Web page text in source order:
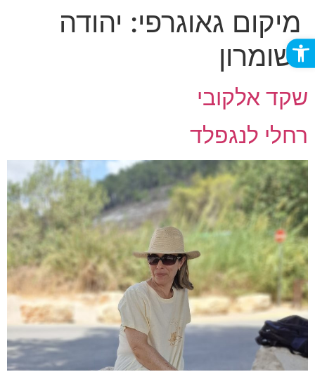
פתח סרגל נגישות
מיקום גאוגרפי: יהודה
ושומרון
שקד אלקובי
רחלי לנגפלד